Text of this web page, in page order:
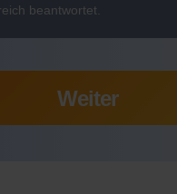
beantwortet.